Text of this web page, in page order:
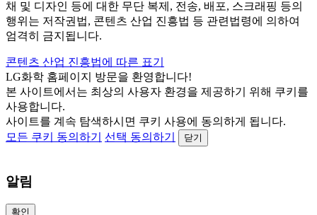
채 및 디자인 등에 대한 무단 복제, 전송, 배포, 스크래핑 등의
행위는 저작권법, 콘텐츠 산업 진흥법 등 관련법령에 의하여
엄격히 금지됩니다.
콘텐츠 산업 진흥법에 따른 표기
LG화학 홈페이지 방문을 환영합니다!
본 사이트에서는 최상의 사용자 환경을 제공하기 위해 쿠키를
사용합니다.
사이트를 계속 탐색하시면 쿠키 사용에 동의하게 됩니다.
모든 쿠키 동의하기
선택 동의하기 닫기
알림
확인